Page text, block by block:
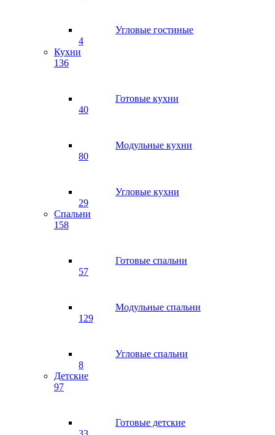
Угловые гостиные
4
Кухни
136
Готовые кухни
40
Модульные кухни
80
Угловые кухни
29
Спальни
158
Готовые спальни
57
Модульные спальни
129
Угловые спальни
8
Детские
97
Готовые детские